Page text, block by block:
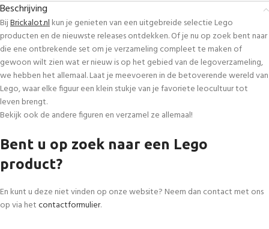
Beschrijving
BijBrickalot.nlkun je genieten van een uitgebreide selectie Lego
producten en de nieuwste releases ontdekken. Of je nu op zoek bent naar
die ene ontbrekende set om je verzameling compleet te maken of
gewoon wilt zien wat er nieuw is op het gebied van de legoverzameling,
we hebben het allemaal. Laat je meevoeren in de betoverende wereld van
Lego, waar elke figuur een klein stukje van je favoriete leocultuur tot
leven brengt.
Bekijk ook de andere figuren en verzamel ze allemaal!
Bent u op zoek naar een Lego
product?
En kunt u deze niet vinden op onze website? Neem dan contact met ons
op via hetcontactformulier.